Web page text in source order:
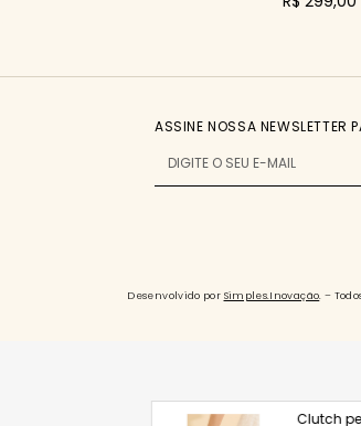
ASSINE NOSSA NEWSLETTER
Desenvolvido por Simples.Inovação. –